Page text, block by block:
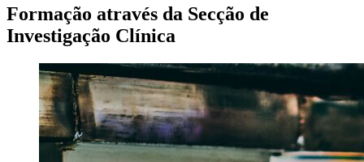
Formação através da Secção de
Investigação Clínica